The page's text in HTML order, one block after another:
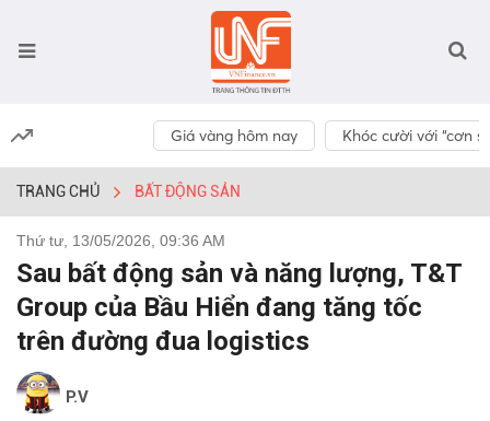
Giá vàng hôm nay Khóc cười với “cơn
TRANG CHỦ BẤT ĐỘNG SẢN
Thứ tư, 13/05/2026, 09:36 AM
Sau bất động sản và năng lượng, T&T
Group của Bầu Hiển đang tăng tốc
trên đường đua logistics
P.V